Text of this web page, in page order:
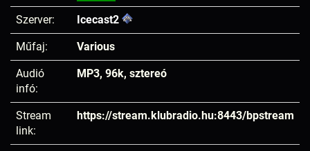
Szerver: Icecast2
Műfaj: Various
Audió
infó:
MP3, 96k, sztereó
Stream
link:
https://stream.klubradio.hu:8443/bpstream